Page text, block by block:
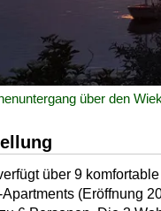
über den
über 9
(Eröffnung